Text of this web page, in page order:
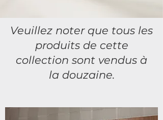
Veuillez noter que tous les
produits de cette
collection sont vendus à
la douzaine.